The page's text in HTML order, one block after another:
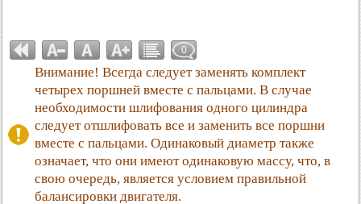
0
Внимание! Всегда следует заменять комплект
четырех поршней вместе с пальцами. В случае
необходимости шлифования одного цилиндра
следует отшлифовать все и заменить все поршни
вместе с пальцами. Одинаковый диаметр также
означает, что они имеют одинаковую массу, что, в
свою очередь, является условием правильной
балансировки двигателя.